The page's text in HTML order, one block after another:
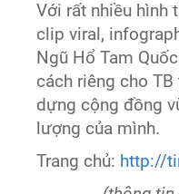
Với rất nhiều hình
clip viral,
Ngũ Hổ Tam
cách riêng cho
dựng cộng đồng
lượng của mình.
Trang chủ: http://